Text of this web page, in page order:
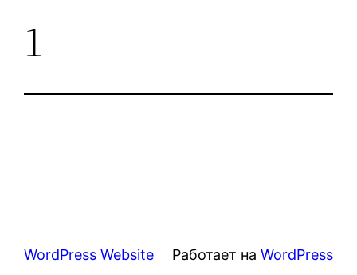
1
WordPress Website Работает на WordPress